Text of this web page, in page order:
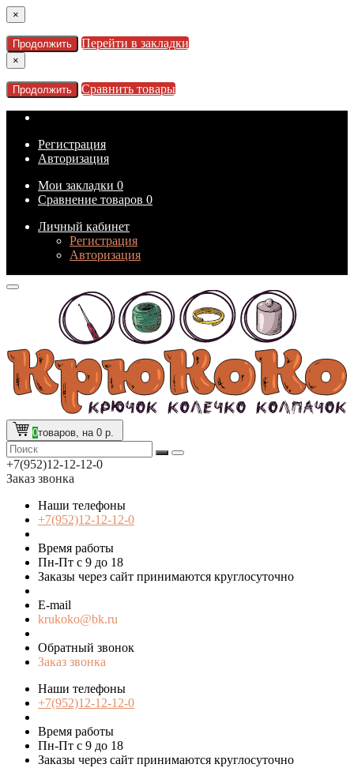
×
Продолжить Перейти в закладки
×
Продолжить Сравнить товары
Регистрация
Авторизация
Мои закладки 0
Сравнение товаров 0
Личный кабинет
Регистрация
Авторизация
0товаров, на 0 р.
+7(952)12-12-12-0
Заказ звонка
Наши телефоны
+7(952)12-12-12-0
Время работы
Пн-Пт с 9 до 18
Заказы через сайт принимаются круглосуточно
E-mail
krukoko@bk.ru
Обратный звонок
Заказ звонка
Наши телефоны
+7(952)12-12-12-0
Время работы
Пн-Пт с 9 до 18
Заказы через сайт принимаются круглосуточно